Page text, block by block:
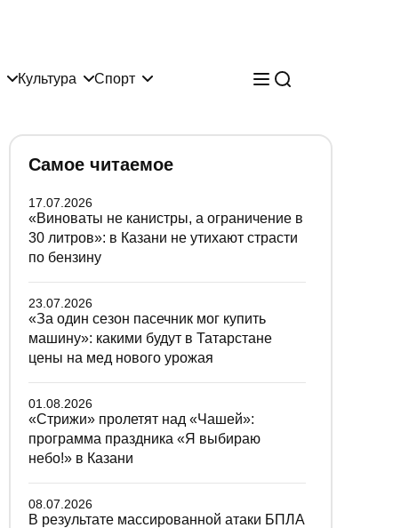
Культура Спорт
Самое читаемое
17.07.2026
«Виноваты не канистры, а ограничение в
30 литров»: в Казани не утихают страсти
по бензину
23.07.2026
«За один сезон пасечник мог купить
машину»: какими будут в Татарстане
цены на мед нового урожая
01.08.2026
«Стрижи» пролетят над «Чашей»:
программа праздника «Я выбираю
небо!» в Казани
08.07.2026
В результате массированной атаки БПЛА